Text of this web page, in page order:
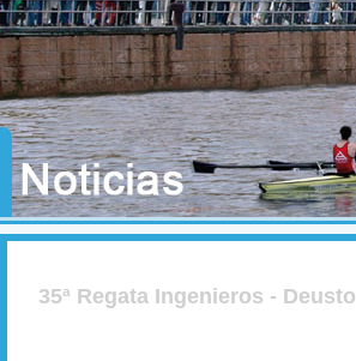
35ª Regata Ingenieros - Deusto